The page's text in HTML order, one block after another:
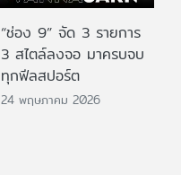
“ช่อง 9” จัด 3 รายการ
3 สไตล์ลงจอ มาครบจบ
ทุกฟีลสปอร์ต
24 พฤษภาคม 2026